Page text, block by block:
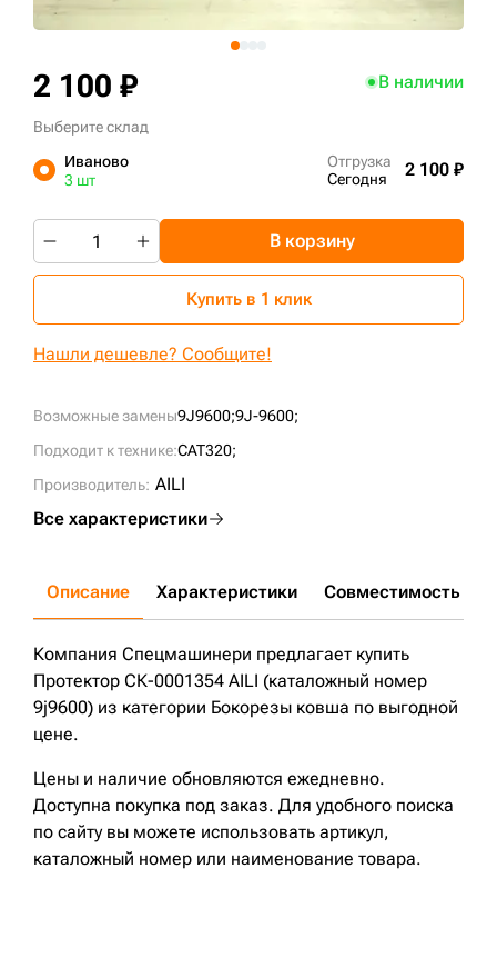
Возможные замены9J9600;9J-9600;
Подходит к технике:CAT320;
Производитель: AILI
Все характеристики
2 100 ₽ В наличии
Выберите склад
Иваново
3 шт
Отгрузка
Сегодня
2 100 ₽
В корзину
Купить в 1 клик
Нашли дешевле? Сообщите!
Описание Характеристики Совместимость
Компания Спецмашинери предлагает купить
Протектор СК-0001354 AILI (каталожный номер
9j9600) из категории Бокорезы ковша по выгодной
цене.
Цены и наличие обновляются ежедневно.
Доступна покупка под заказ. Для удобного поиска
по сайту вы можете использовать артикул,
каталожный номер или наименование товара.
+7 (499) 394-50-93